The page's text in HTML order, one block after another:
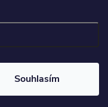
Souhlasím